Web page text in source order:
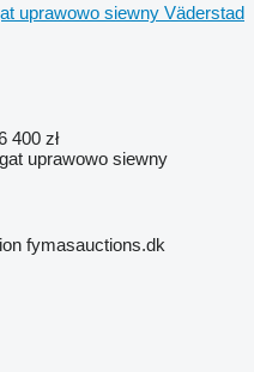
uprawowo siewny Väderstad
400 zł
uprawowo siewny
fymasauctions.dk